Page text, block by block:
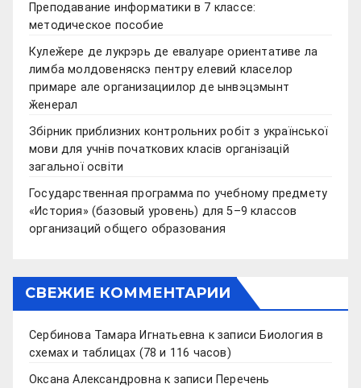
Преподавание информатики в 7 классе:
методическое пособие
Кулеӂере де лукрэрь де евалуаре ориентативе ла
лимба молдовеняскэ пентру елевий класелор
примаре але организациилор де ынвэцэмынт
ӂенерал
Збірник приблизних контрольних робіт з української
мови для учнів початкових класів організацій
загальної освіти
Государственная программа по учебному предмету
«История» (базовый уровень) для 5–9 классов
организаций общего образования
СВЕЖИЕ КОММЕНТАРИИ
Сербинова Тамара Игнатьевна к записи Биология в
схемах и таблицах (78 и 116 часов)
Оксана Александровна к записи Перечень